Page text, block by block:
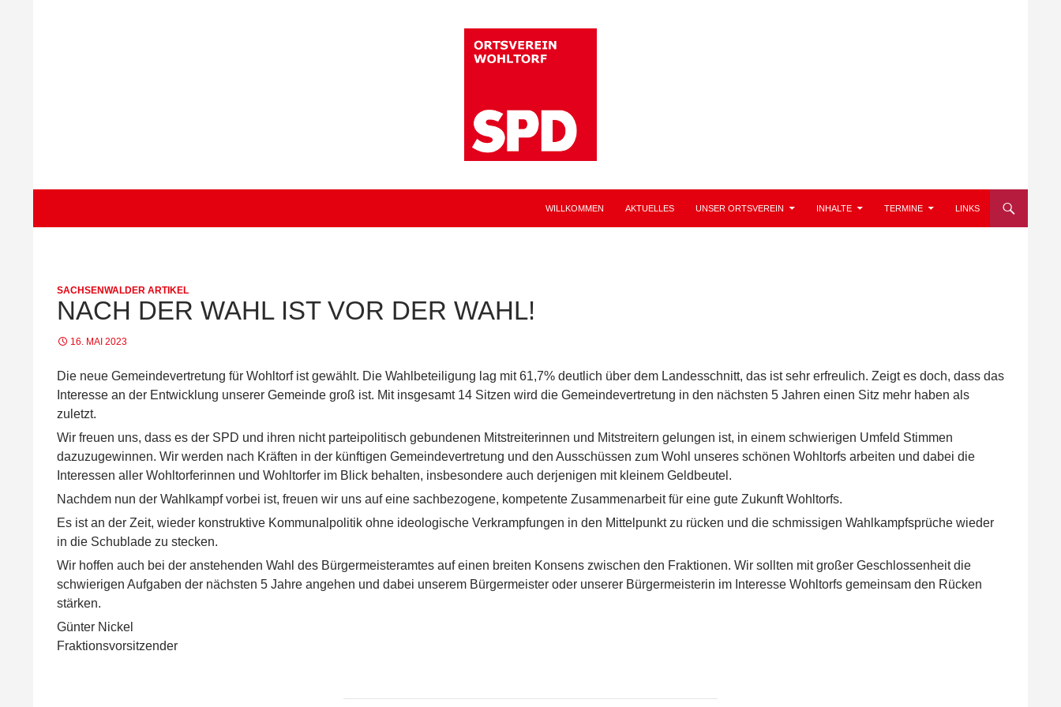
WILLKOMMEN AKTUELLES UNSER ORTSVEREIN INHALTE TERMINE LINKS
SACHSENWALDER ARTIKEL
NACH DER WAHL IST VOR DER WAHL!
16. MAI 2023
Die neue Gemeindevertretung für Wohltorf ist gewählt. Die Wahlbeteiligung lag mit 61,7% deutlich über dem Landesschnitt, das ist sehr erfreulich. Zeigt es doch, dass das
Interesse an der Entwicklung unserer Gemeinde groß ist. Mit insgesamt 14 Sitzen wird die Gemeindevertretung in den nächsten 5 Jahren einen Sitz mehr haben als
zuletzt.
Wir freuen uns, dass es der SPD und ihren nicht parteipolitisch gebundenen Mitstreiterinnen und Mitstreitern gelungen ist, in einem schwierigen Umfeld Stimmen
dazuzugewinnen. Wir werden nach Kräften in der künftigen Gemeindevertretung und den Ausschüssen zum Wohl unseres schönen Wohltorfs arbeiten und dabei die
Interessen aller Wohltorferinnen und Wohltorfer im Blick behalten, insbesondere auch derjenigen mit kleinem Geldbeutel.
Nachdem nun der Wahlkampf vorbei ist, freuen wir uns auf eine sachbezogene, kompetente Zusammenarbeit für eine gute Zukunft Wohltorfs.
Es ist an der Zeit, wieder konstruktive Kommunalpolitik ohne ideologische Verkrampfungen in den Mittelpunkt zu rücken und die schmissigen Wahlkampfsprüche wieder
in die Schublade zu stecken.
Wir hoffen auch bei der anstehenden Wahl des Bürgermeisteramtes auf einen breiten Konsens zwischen den Fraktionen. Wir sollten mit großer Geschlossenheit die
schwierigen Aufgaben der nächsten 5 Jahre angehen und dabei unserem Bürgermeister oder unserer Bürgermeisterin im Interesse Wohltorfs gemeinsam den Rücken
stärken.
Günter Nickel
Fraktionsvorsitzender